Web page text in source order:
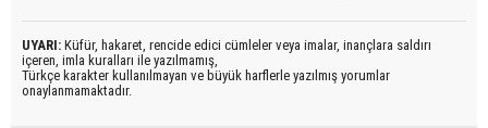
UYARI: Küfür, hakaret, rencide edici cümleler veya imalar, inançlara saldırı
içeren, imla kuralları ile yazılmamış,
Türkçe karakter kullanılmayan ve büyük harflerle yazılmış yorumlar
onaylanmamaktadır.